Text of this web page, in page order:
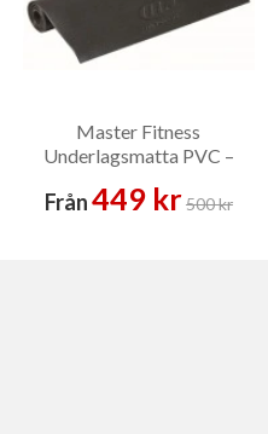
Master Fitness
Underlagsmatta PVC –
Från449 kr500 kr